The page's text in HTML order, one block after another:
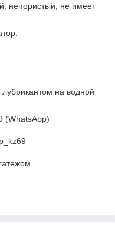
непористый, не имеет
на водной
(WhatsApp)